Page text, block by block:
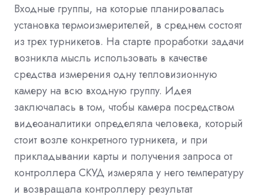
Входные группы, на которые планировалась
установка термоизмерителей, в среднем состоят
из трех турникетов. На старте проработки задачи
возникла мысль использовать в качестве
средства измерения одну тепловизионную
камеру на всю входную группу. Идея
заключалась в том, чтобы камера посредством
видеоаналитики определяла человека, который
стоит возле конкретного турникета, и при
прикладывании карты и получения запроса от
контроллера СКУД измеряла у него температуру
и возвращала контроллеру результат